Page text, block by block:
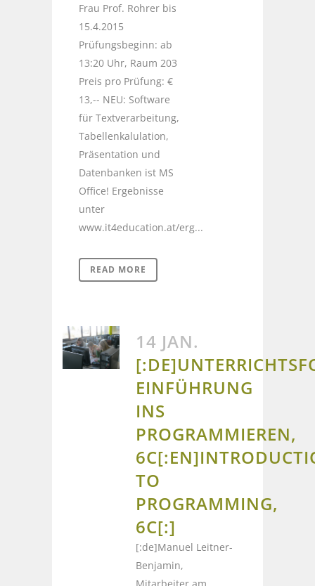
Frau Prof. Rohrer bis
15.4.2015
Prüfungsbeginn: ab
13:20 Uhr, Raum 203
Preis pro Prüfung: €
13,-- NEU: Software
für Textverarbeitung,
Tabellenkalulation,
Präsentation und
Datenbanken ist MS
Office! Ergebnisse
unter
www.it4education.at/erg...
READ MORE
14 JAN.
EINFÜHRUNG
INS
PROGRAMMIEREN,
TO
PROGRAMMING,
6C[:]
[:de]Manuel Leitner-
Benjamin,